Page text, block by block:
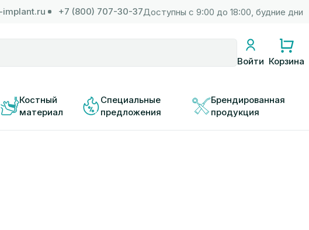
implant.ru +7 (800) 707-30-37Доступны с 9:00 до 18:00, будние дни
Войти Корзина
Костный
материал
Специальные
предложения
Брендированная
продукция